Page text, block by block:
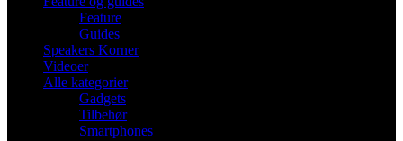
Feature
Guides
Speakers Korner
Videoer
Alle kategorier
Gadgets
Tilbehør
Smartphones